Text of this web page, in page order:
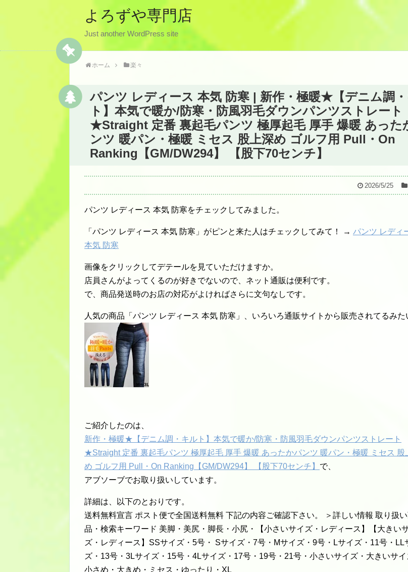
よろずや専門店
Just another WordPress site
ホーム 楽々
パンツ レディース 本気 防寒 | 新作・極暖★【デニム調
ト】本気で暖か/防寒・防風羽毛ダウンパンツストレート
★Straight 定番 裏起毛パンツ 極厚起毛 厚手 爆暖 あった
ンツ 暖パン・極暖 ミセス 股上深め ゴルフ用 Pull・On
Ranking【GM/DW294】 【股下70センチ】
2026/5/25
パンツ レディース 本気 防寒をチェックしてみました。
「パンツ レディース 本気 防寒」がピンと来た人はチェックしてみて！ → パンツ レディ
本気 防寒
画像をクリックしてデテールを見ていただけますか。
店員さんがよってくるのが好きでないので、ネット通販は便利です。
で、商品発送時のお店の対応がよければさらに文句なしです。
人気の商品「パンツ レディース 本気 防寒」、いろいろ通販サイトから販売されてるみた
ご紹介したのは、
新作・極暖★【デニム調・キルト】本気で暖か/防寒・防風羽毛ダウンパンツストレート
★Straight 定番 裏起毛パンツ 極厚起毛 厚手 爆暖 あったかパンツ 暖パン・極暖 ミセス 股
め ゴルフ用 Pull・On Ranking【GM/DW294】 【股下70センチ】 で、
アブソーブでお取り扱いしています。
詳細は、以下のとおりです。
送料無料宣言 ポスト便で全国送料無料 下記の内容ご確認下さい。 ＞詳しい情報 取り扱
品・検索キーワード 美脚・美尻・脚長・小尻・【小さいサイズ・レディース】【大きい
ズ・レディース】SSサイズ・5号・ Sサイズ・7号・Mサイズ・9号・Lサイズ・11号・LL
ズ・13号・3Lサイズ・15号・4Lサイズ・17号・19号・21号・小さいサイズ・大きいサイ
小さめ・大きめ・ミセス・ゆったり・XL